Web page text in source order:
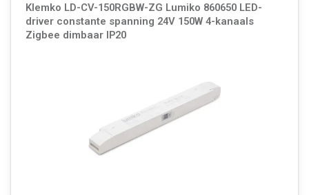
Klemko LD-CV-150RGBW-ZG Lumiko 860650 LED-
driver constante spanning 24V 150W 4-kanaals
Zigbee dimbaar IP20